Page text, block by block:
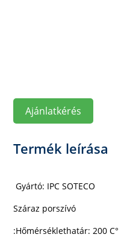
Ajánlatkérés
Termék leírása
Gyártó: IPC SOTECO
Száraz porszívó
:Hőmérséklethatár: 200 C°